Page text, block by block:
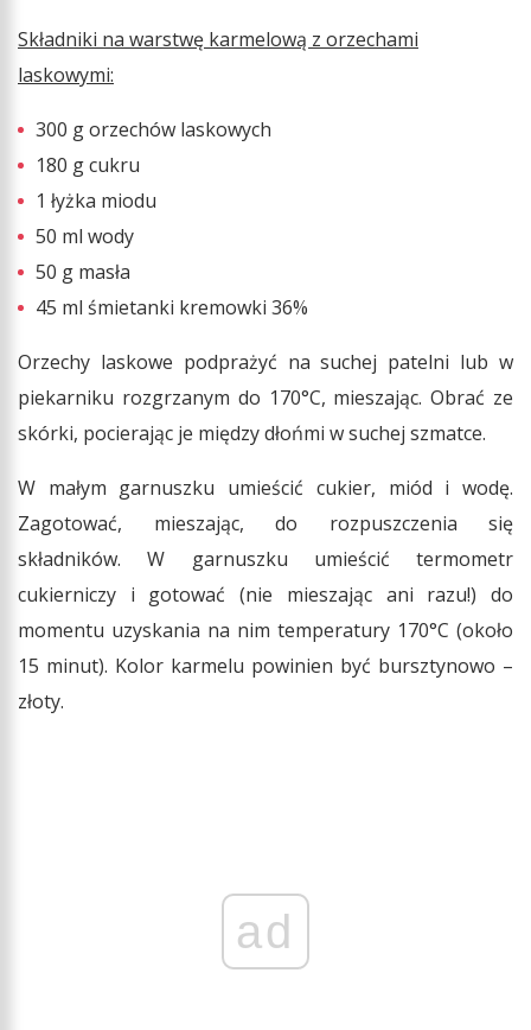
Składniki na warstwę karmelową z orzechami
laskowymi:
300 g orzechów laskowych
180 g cukru
1 łyżka miodu
50 ml wody
50 g masła
45 ml śmietanki kremowki 36%
Orzechy laskowe podprażyć na suchej patelni lub w
piekarniku rozgrzanym do 170°C, mieszając. Obrać ze
skórki, pocierając je między dłońmi w suchej szmatce.
W małym garnuszku umieścić cukier, miód i wodę.
Zagotować, mieszając, do rozpuszczenia się
składników. W garnuszku umieścić termometr
cukierniczy i gotować (nie mieszając ani razu!) do
momentu uzyskania na nim temperatury 170°C (około
15 minut). Kolor karmelu powinien być bursztynowo –
złoty.
ad